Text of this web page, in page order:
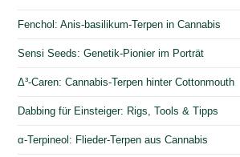
Fenchol: Anis-basilikum-Terpen in Cannabis
Sensi Seeds: Genetik-Pionier im Porträt
Δ³-Caren: Cannabis-Terpen hinter Cottonmouth
Dabbing für Einsteiger: Rigs, Tools & Tipps
α-Terpineol: Flieder-Terpen aus Cannabis